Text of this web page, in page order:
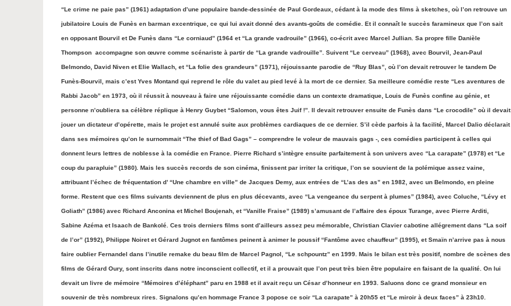
“Le crime ne paie pas” (1961) adaptation d’une populaire bande-dessinée de Paul Gordeaux, cédant à la mode des films à sketches, où l’on retrouve un
jubilatoire Louis de Funès en barman excentrique, ce qui lui avait donné des avants-goûts de comédie. Et il connaît le succès faramineux que l’on sait
en opposant Bourvil et De Funès dans “Le corniaud” (1964 et “La grande vadrouile” (1966), co-écrit avec Marcel Jullian. Sa propre fille Danièle
Thompson accompagne son œuvre comme scénariste à partir de “La grande vadrouille”. Suivent “Le cerveau” (1968), avec Bourvil, Jean-Paul
Belmondo, David Niven et Elie Wallach, et “La folie des grandeurs” (1971), réjouissante parodie de “Ruy Blas”, où l’on devait retrouver le tandem De
Funès-Bourvil, mais c’est Yves Montand qui reprend le rôle du valet au pied levé à la mort de ce dernier. Sa meilleure comédie reste “Les aventures de
Rabbi Jacob” en 1973, où il réussit à nouveau à faire une réjouissante comédie dans un contexte dramatique, Louis de Funès confine au génie, et
personne n’oubliera sa célèbre réplique à Henry Guybet “Salomon, vous êtes Juif !”. Il devait retrouver ensuite de Funès dans “Le crocodile” où il devait
jouer un dictateur d’opérette, mais le projet est annulé suite aux problèmes cardiaques de ce dernier. S’il cède parfois à la facilité, Marcel Dalio déclarait
dans ses mémoires qu’on le surnommait “The thief of Bad Gags” – comprendre le voleur de mauvais gags -, ces comédies participent à celles qui
donnent leurs lettres de noblesse à la comédie en France. Pierre Richard s’intègre ensuite parfaitement à son univers avec “La carapate” (1978) et “Le
coup du parapluie” (1980). Mais les succès records de son cinéma, finissent par irriter la critique, l’on se souvient de la polémique assez vaine,
attribuant l’échec de fréquentation d’ “Une chambre en ville” de Jacques Demy, aux entrées de “L’as des as” en 1982, avec un Belmondo, en pleine
forme. Restent que ces films suivants deviennent de plus en plus décevants, avec “La vengeance du serpent à plumes” (1984), avec Coluche, “Lévy et
Goliath” (1986) avec Richard Anconina et Michel Boujenah, et “Vanille Fraise” (1989) s’amusant de l’affaire des époux Turange, avec Pierre Arditi,
Sabine Azéma et Isaach de Bankolé. Ces trois derniers films sont d’ailleurs assez peu mémorable, Christian Clavier cabotine allégrement dans “La soif
de l’or” (1992), Philippe Noiret et Gérard Jugnot en fantômes peinent à animer le poussif “Fantôme avec chauffeur” (1995), et Smaïn n’arrive pas à nous
faire oublier Fernandel dans l’inutile remake du beau film de Marcel Pagnol, “Le schpountz” en 1999. Mais le bilan est très positif, nombre de scènes des
films de Gérard Oury, sont inscrits dans notre inconscient collectif, et il a prouvait que l’on peut très bien être populaire en faisant de la qualité. On lui
devait un livre de mémoire “Mémoires d’éléphant” paru en 1988 et il avait reçu un César d’honneur en 1993. Saluons donc ce grand monsieur en
souvenir de très nombreux rires. Signalons qu’en hommage France 3 popose ce soir “La carapate” à 20h55 et “Le miroir à deux faces” à 23h10.